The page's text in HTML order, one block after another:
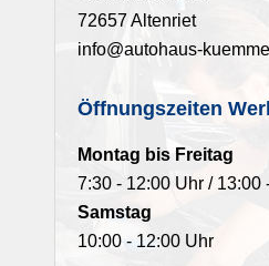
72657 Altenriet
info@autohaus-
Öffnungszeiten
Montag bis Freitag
7:30 - 12:00 Uhr / 13:00
Samstag
10:00 - 12:00 Uhr